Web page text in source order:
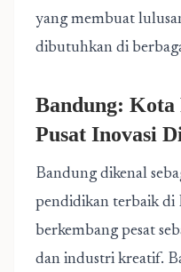
yang membuat
dibutuhkan di
Bandung: Kota
Pusat Inovasi
Bandung dikenal
pendidikan terbaik di
berkembang pesat
dan industri kreatif.